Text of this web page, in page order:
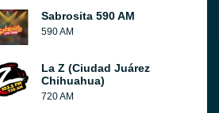
Sabrosita 590 AM
590 AM
La Z (Ciudad Juárez
Chihuahua)
720 AM